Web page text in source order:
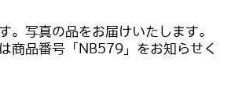
。写真の品をお届けいたします。
商品番号「NB579」をお知らせく